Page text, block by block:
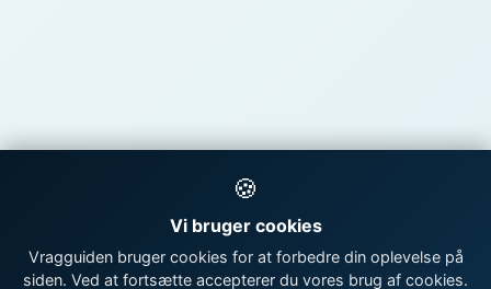
🍪
Vi bruger cookies
Vragguiden bruger cookies for at forbedre din oplevelse på
siden. Ved at fortsætte accepterer du vores brug af cookies.